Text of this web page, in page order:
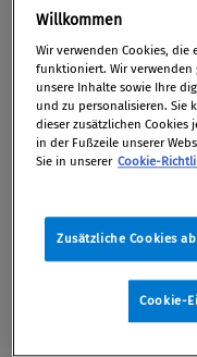
und die AG Anti-
Rahmen der
ÖCOV-­
Impulsvorträgen
Compliance-
Dr. Iris Curman,
Willkommen
Wir verwenden Cookies,
funktioniert. Wir verwenden
unsere Inhalte sowie Ihre
und zu personalisieren. Sie
dieser zusätzlichen Cookies
in der Fußzeile unserer
Sie in unserer Cookie-
Zusätzliche Cookies
Cookie-